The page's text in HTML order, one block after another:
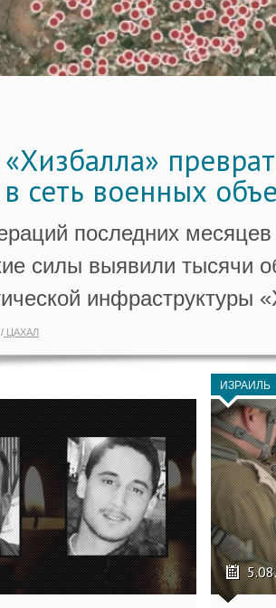
сеть военных
последних
силы выявили тысячи
инфраструктуры
ЦАХАЛ
ИЗРАИЛЬ